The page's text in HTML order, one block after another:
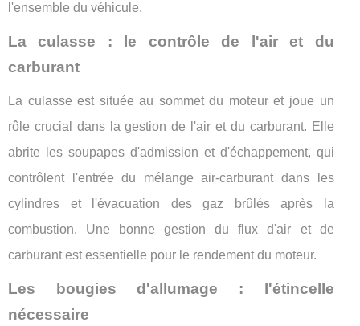
l'ensemble du véhicule.
La culasse : le contrôle de l'air et du
carburant
La culasse est située au sommet du moteur et joue un
rôle crucial dans la gestion de l'air et du carburant. Elle
abrite les soupapes d'admission et d'échappement, qui
contrôlent l'entrée du mélange air-carburant dans les
cylindres et l'évacuation des gaz brûlés après la
combustion. Une bonne gestion du flux d'air et de
carburant est essentielle pour le rendement du moteur.
Les bougies d'allumage : l'étincelle
nécessaire